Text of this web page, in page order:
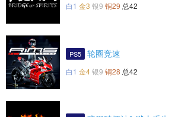
白1 金3 银9 铜29 总42
PS5 轮圈竞速
白1 金4银9 铜28 总42